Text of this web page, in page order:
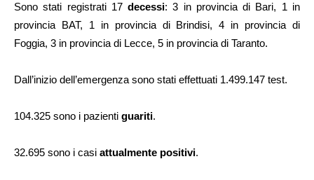
Sono stati registrati 17decessi: 3 in provincia di Bari, 1 in
provincia BAT, 1 in provincia di Brindisi, 4 in provincia di
Foggia, 3 in provincia di Lecce, 5 in provincia di Taranto.
Dall’inizio dell’emergenza sono stati effettuati 1.499.147 test.
104.325 sono i pazienti guariti.
32.695 sono i casi attualmente positivi.